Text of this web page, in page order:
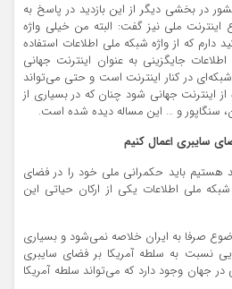
در بخشی دیگر از این بازدید در پاسخ به
اینترنت ملی نیز گفت: البته من خیلی واژه
دارم که از واژه شبکه ملی اطلاعات استفاده
جایگزینی به عنوان اینترنت جهانی
در کنار اینترنت است و حتی می‌تواند
اینترنت جهانی شود چنان که در بسیاری از
سنگاپور و … این مساله دیده شده است.
سایبری اعمال کنیم
هستیم باید حکمرانی ملی خود را در فضای
شبکه ملی اطلاعات یکی از ارکان حیاتی این
صرفا به ایران خلاصه نمی‌شود و بسیاری
نسبت به سلطه آمریکا بر فضای سایبری
در جهان وجود دارد که می‌تواند سلطه آمریکا